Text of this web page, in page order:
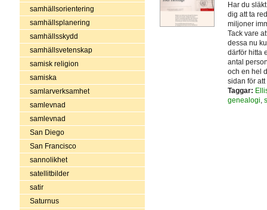
samhällsorientering
samhällsplanering
samhällsskydd
samhällsvetenskap
samisk religion
samiska
samlarverksamhet
samlevnad
samlevnad
San Diego
San Francisco
sannolikhet
satellitbilder
satir
Saturnus
Har du
dig att ta
miljoner
Tack vare
dessa nu
därför hitta
antal
och en hel
sidan för
Taggar:
genealogi,